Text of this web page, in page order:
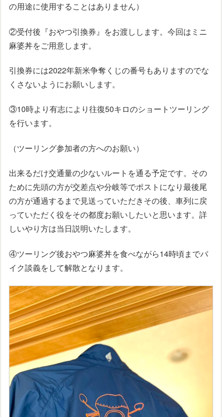
の用途に使用することはありません）
②受付後『おやつ引換券』をお渡しします。今回はミニ
麻婆丼をご用意します。
引換券には2022年新米争奪くじの番号もありますのでな
くさないようにお願いします。
③10時より有志により往復50キロのショートツーリング
を行います。
（ツーリング参加者の方へのお願い）
出来るだけ交通量の少ないルートを通る予定です。その
ために先頭の方が交差点や分岐等でポストになり最後尾
の方が通過するまで見送っていただきその後、車列に戻
っていただく役をその都度お願いしたいと思います。詳
しいやり方は当日説明いたします。
④ツーリング後おやつ麻婆丼を食べながら14時頃までバ
イク談義をして解散となります。